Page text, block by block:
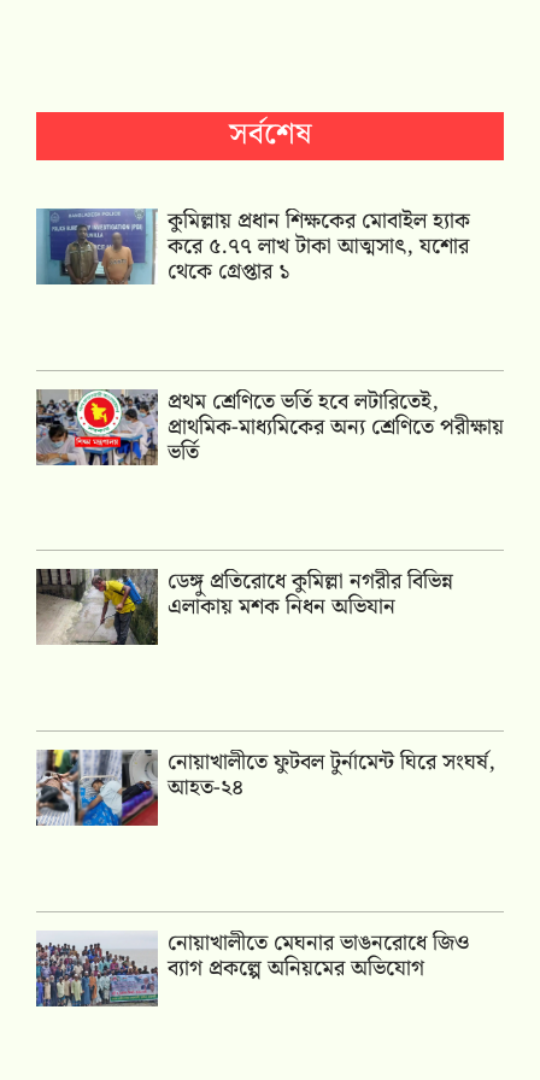
সর্বশেষ
কুমিল্লায় প্রধান শিক্ষকের মোবাইল হ্যাক
করে ৫.৭৭ লাখ টাকা আত্মসাৎ, যশোর
থেকে গ্রেপ্তার ১
প্রথম শ্রেণিতে ভর্তি হবে লটারিতেই,
প্রাথমিক-মাধ্যমিকের অন্য শ্রেণিতে পরীক্ষায়
ভর্তি
ডেঙ্গু প্রতিরোধে কুমিল্লা নগরীর বিভিন্ন
এলাকায় মশক নিধন অভিযান
নোয়াখালীতে ফুটবল টুর্নামেন্ট ঘিরে সংঘর্ষ,
আহত-২৪
নোয়াখালীতে মেঘনার ভাঙনরোধে জিও
ব্যাগ প্রকল্পে অনিয়মের অভিযোগ